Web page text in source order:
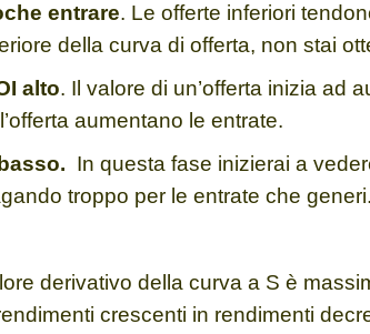
entrare. Le offerte inferiori
della curva di offerta, non stai
alto. Il valore di un’offerta inizia ad
aumentano le entrate.
In questa fase inizierai a
troppo per le entrate che
derivativo della curva a S è
crescenti in rendimenti